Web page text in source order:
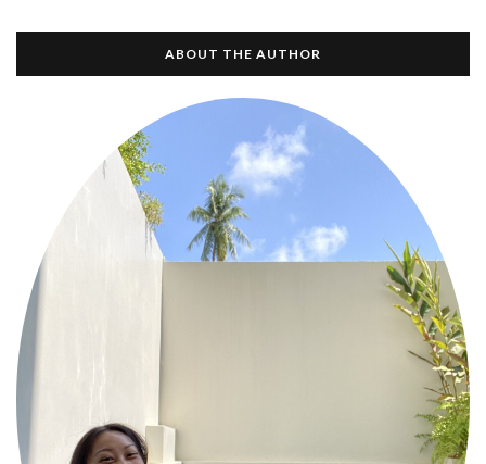
ABOUT THE AUTHOR